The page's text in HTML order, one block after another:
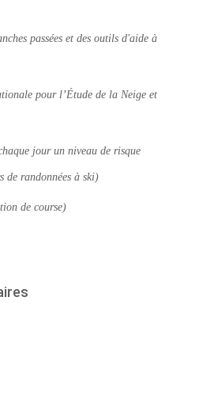
passées et des outils d'aide à
pour l’Étude de la Neige et
jour un niveau de risque
de randonnées à ski)
de course)